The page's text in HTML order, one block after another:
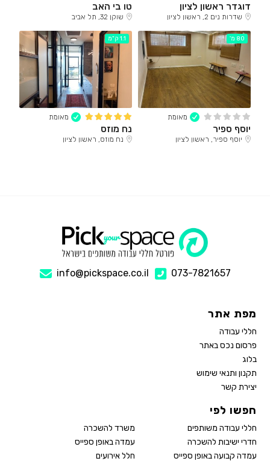
דוגדר ראשון לציון
שדרות נים 2, ראשון לציון
טו בי האב
שוקן 32, תל אביב
מאומת
80 מ'
יוסף ספיר
יוסף ספיר, ראשון לציון
מאומת
1.1 ק"מ
נח מוזס
נח מוזס, ראשון לציון
מפת אתר
חללי עבודה
פרסום נכס באתר
בלוג
תקנון ותנאי שימוש
יצירת קשר
חפשו לפי
חללי עבודה משותפים
משרד להשכרה
חדרי ישיבות להשכרה
עמדה באופן ספייס
עמדה קבועה באופן ספייס
חלל אירועים
info@pickspace.co.il 073-7821657